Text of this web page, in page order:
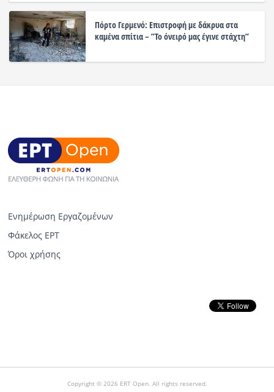
Πόρτο Γερμενό: Επιστροφή με δάκρυα στα
καμένα σπίτια – ”Το όνειρό μας έγινε στάχτη”
Ενημέρωση Εργαζομένων
Φάκελος ΕΡΤ
Όροι χρήσης
Copyright © 2026 ERT Open. All rights reserved.